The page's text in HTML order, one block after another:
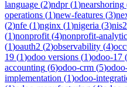
language (2)ndpr(1)nearshoring
operations (1)new-features (3)
(2)nfe (1)nginx (1)nigeria (3)nis2
(1)nonprofit (4)nonprofit-
(1)oauth2 (2)observability (4)
19 (1)odoo versions (1)odoo-17 (
accounting (6)odoo-crm (5)
implementation (1)odoo-